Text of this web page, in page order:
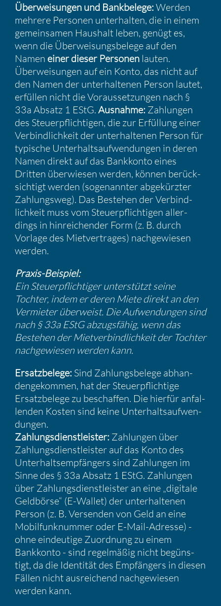
Überwei­sungen und Bankbe­lege: Werden
mehrere Personen unter­halten, die in einem
gemein­samen Haushalt leben, genügt es,
wenn die Überwei­sungs­be­lege auf den
Namen einer dieser Personen lauten.
Überwei­sungen auf ein Konto, das nicht auf
den Namen der unter­hal­tenen Person lautet,
erfüllen nicht die Voraus­set­zungen nach §
33a Absatz 1 EStG. Ausnahme: Zahlungen
des Steuer­pflich­tigen, die zur Erfül­lung einer
Verbind­lich­keit der unter­hal­tenen Person für
typische Unter­halts­auf­wen­dungen in deren
Namen direkt auf das Bankkonto eines
Dritten überwiesen werden, können berück­
sich­tigt werden (sogenannter abgekürzter
Zahlungsweg). Das Bestehen der Verbind­
lich­keit muss vom Steuer­pflich­tigen aller­
dings in hinrei­chender Form (z. B. durch
Vorlage des Mietver­trages) nachge­wiesen
werden.
Praxis-Beispiel:
Ein Steuer­pflich­tiger unter­stützt seine
Tochter, indem er deren Miete direkt an den
Vermieter überweist. Die Aufwen­dungen sind
nach § 33a EStG abzugs­fähig, wenn das
Bestehen der Mietver­bind­lich­keit der Tochter
nachge­wiesen werden kann.
Ersatz­be­lege: Sind Zahlungs­be­lege abhan­
den­ge­kommen, hat der Steuer­pflich­tige
Ersatz­be­lege zu beschaffen. Die hierfür anfal­
lenden Kosten sind keine Unter­halts­auf­wen­
dungen.
Zahlungs­dienst­leister: Zahlungen über
Zahlungs­dienst­leister auf das Konto des
Unter­halts­emp­fän­gers sind Zahlungen im
Sinne des § 33a Absatz 1 EStG. Zahlungen
über Zahlungs­dienst­leister an eine „digitale
Geldbörse“ (E-Wallet) der unter­hal­tenen
Person (z. B. Versenden von Geld an eine
Mobil­funk­nummer oder E-Mail-Adresse) -
ohne eindeu­tige Zuord­nung zu einem
Bankkonto - sind regel­mäßig nicht begüns­
tigt, da die Identität des Empfän­gers in diesen
Fällen nicht ausrei­chend nachge­wiesen
werden kann.